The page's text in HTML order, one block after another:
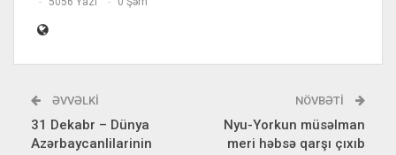
ƏVVƏLKI
31 Dekabr – Dünya
Azərbaycanlilarinin
NÖVBƏTI
Nyu-Yorkun müsəlman
meri həbsə qarşı çıxıb